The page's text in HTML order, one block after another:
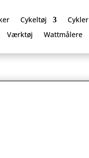
Cykeltøj Cykler
Værktøj Wattmålere